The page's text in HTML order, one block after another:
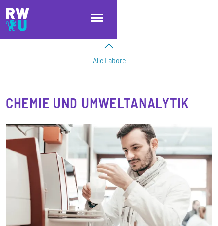
Direkt zum Inhalt
Direkt zur Hauptnavigation
Direkt zum Fußbereich
Alle Labore
CHEMIE UND UMWELTANALYTIK